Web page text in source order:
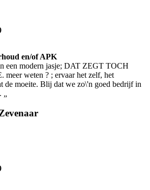
en/of APK
een modern jasje; DAT ZEGT TOCH
weten ? ; ervaar het zelf, het
de moeite. Blij dat we zo\'n goed bedrijf in